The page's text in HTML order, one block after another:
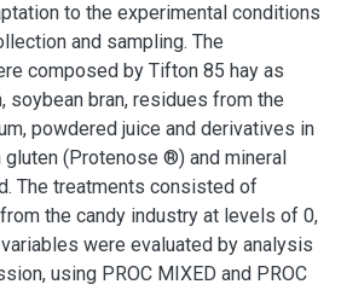
to the experimental conditions
and sampling. The
composed by Tifton 85 hay as
soybean bran, residues from the
powdered juice and derivatives in
(Protenose ®) and mineral
The treatments consisted of
the candy industry at levels of 0,
were evaluated by analysis
using PROC MIXED and PROC